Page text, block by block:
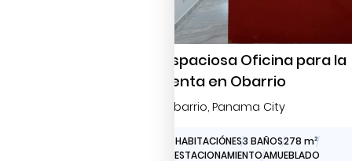
Espaciosa Oficina para la
renta en Obarrio
Obarrio, Panama City
0 HABITACIÓNES3 BAÑOS278 m2
3 ESTACIONAMIENTOAMUEBLADO